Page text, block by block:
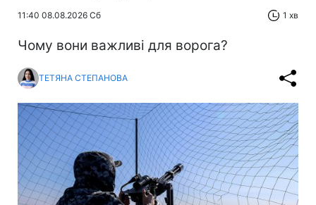
11:40 08.08.2026 Сб 1 хв
Чому вони важливі для ворога?
ТЕТЯНА СТЕПАНОВА